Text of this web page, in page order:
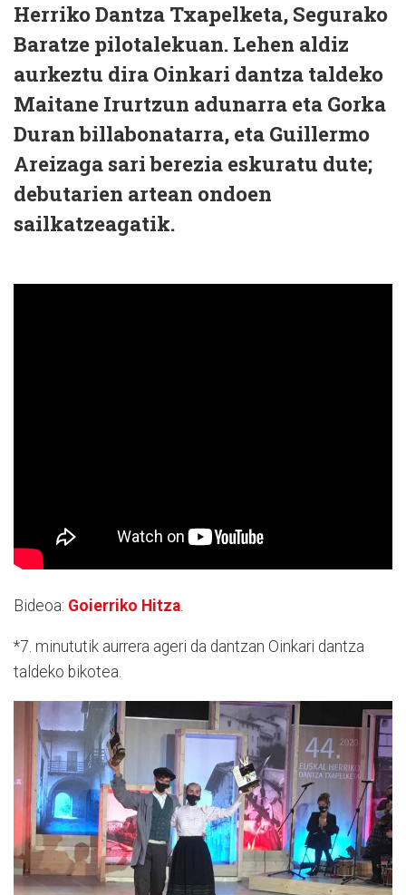
Herriko Dantza Txapelketa, Segurako
Baratze pilotalekuan. Lehen aldiz
aurkeztu dira Oinkari dantza taldeko
Maitane Irurtzun adunarra eta Gorka
Duran billabonatarra, eta Guillermo
Areizaga sari berezia eskuratu dute;
debutarien artean ondoen
sailkatzeagatik.
Bideoa: Goierriko Hitza
*7. minututik aurrera ageri da dantzan Oinkari dantza
taldeko bikotea.